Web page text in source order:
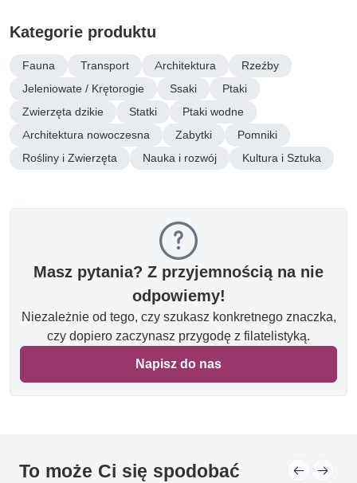
Kategorie produktu
Fauna Transport Architektura
Rzeźby
Jeleniowate / Krętorogie
Ssaki
Ptaki
Zwierzęta dzikie
Statki
Ptaki wodne
Architektura nowoczesna
Zabytki
Pomniki
Rośliny i Zwierzęta
Nauka i rozwój Kultura i Sztuka
Masz pytania? Z przyjemnością na nie
odpowiemy!
Niezależnie od tego, czy szukasz konkretnego znaczka,
czy dopiero zaczynasz przygodę z filatelistyką.
Napisz do nas
To może Ci się spodobać